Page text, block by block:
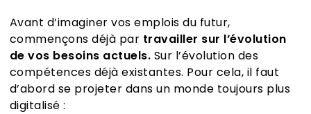
Avant d’imaginer vos emplois du futur,
commençons déjà par travailler sur l’évolution
de vos besoins actuels. Sur l’évolution des
compétences déjà existantes. Pour cela, il faut
d’abord se projeter dans un monde toujours plus
digitalisé :